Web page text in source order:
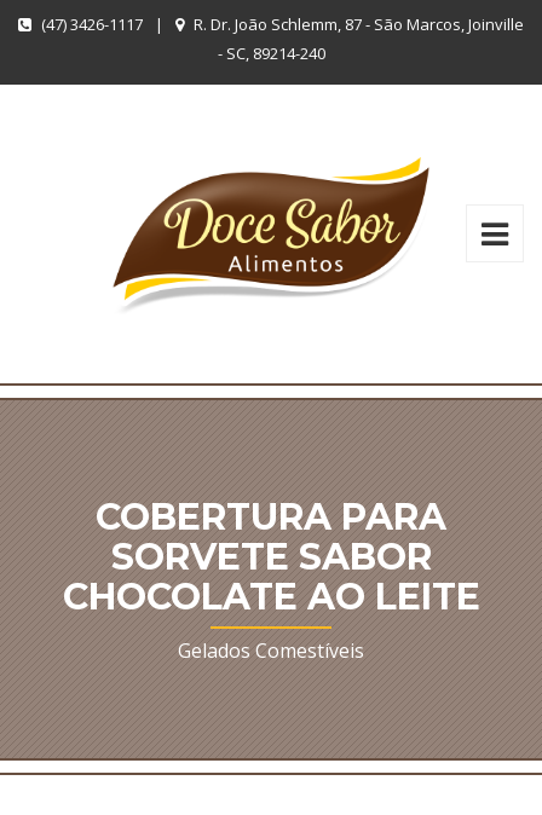
(47) 3426-1117 |
R. Dr. João Schlemm, 87 - São Marcos, Joinville
- SC, 89214-240
COBERTURA PARA
SORVETE SABOR
CHOCOLATE AO LEITE
Gelados Comestíveis